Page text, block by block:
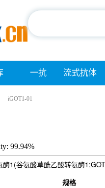
一抗 流式抗体
iGOT1-01
99.94%
1(谷氨酸草酰乙酸转氨酶
规格